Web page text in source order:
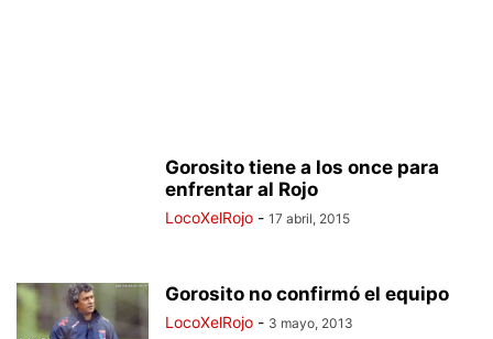
Gorosito tiene a los once para
enfrentar al Rojo
LocoXelRojo - 17 abril, 2015
Gorosito no confirmó el equipo
LocoXelRojo - 3 mayo, 2013